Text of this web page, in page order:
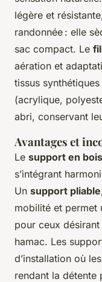
légère et
randonnée : elle
sac compact. Le
aération et
tissus
(acrylique,
abri, conservant
Avantages et
Le support en bois
s’intégrant
Un support pliable
mobilité et permet
pour ceux
hamac. Les
d’installation où
rendant la détente